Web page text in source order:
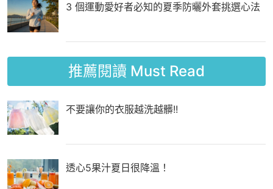
3 個運動愛好者必知的夏季防曬外套挑選心法
推薦閱讀 Must Read
不要讓你的衣服越洗越髒!!
透心5果汁夏日很降溫！